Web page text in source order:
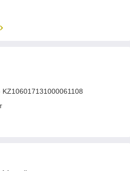
KZ106017131000061108